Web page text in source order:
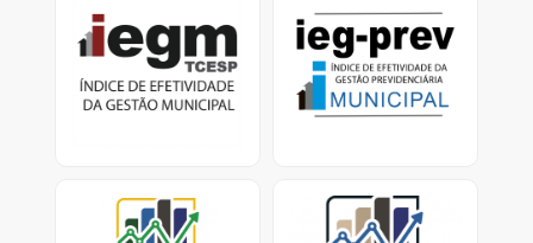
Índice de Efetividade da
Gestão Municipal -
Dados e Relatórios
Índice de Efetividade da
Gestão Previdenciária
Previdência Municipal -
dados dos Municípios
Radar nacional dos
investimentos dos RPPS
Radar dos investimentos
dos RPPS-SP